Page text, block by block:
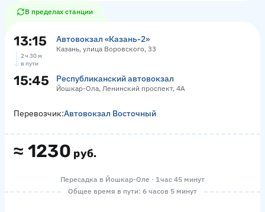
В пределах станции
13:15 Автовокзал «‎Казань-2»
Казань, улица Воровского, 33
2 ч 30 м
в пути
15:45 Республиканский автовокзал
Йошкар-Ола, Ленинский проспект, 4А
≈ 1230 руб.
Перевозчик:Автовокзал Восточный
Пересадка в Йошкар-Оле · 1 час 45 минут
Общее время в пути: 6 часов 5 минут